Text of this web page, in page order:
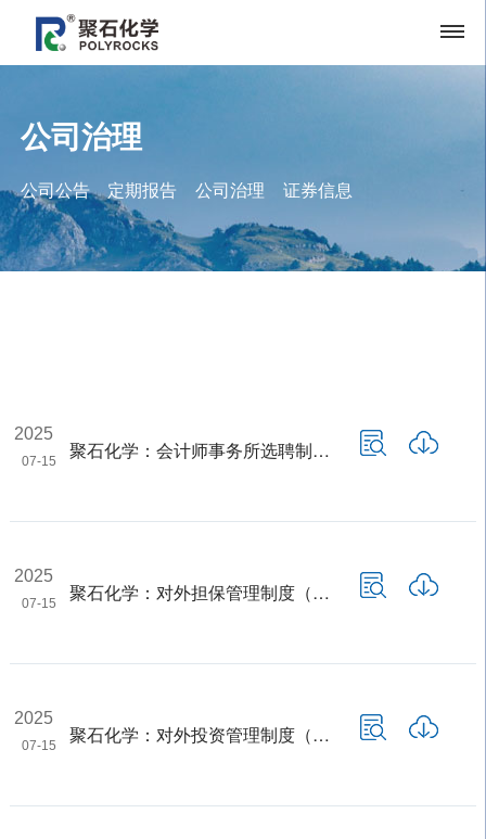
公司治理
公司公告 定期报告 公司治理 证券信息
2025
07-15 聚石化学：会计师事务所选聘制度（2025年7月）
2025
07-15 聚石化学：对外担保管理制度（2025年7月）
2025
07-15 聚石化学：对外投资管理制度（2025年7月）